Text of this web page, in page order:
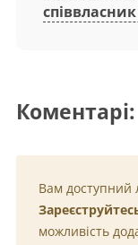
Коментарі:
Вам доступний
можливість